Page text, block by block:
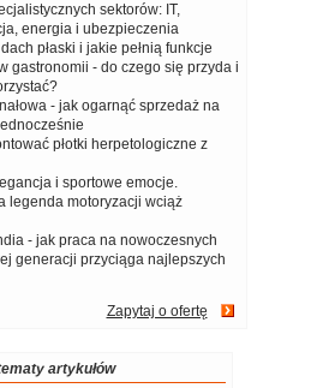
sektorów: IT,
energia i ubezpieczenia
płaski i jakie pełnią funkcje
gastronomii - do czego się przyda i
- jak ogarnąć sprzedaż na
płotki herpetologiczne z
i sportowe emocje.
legenda motoryzacji wciąż
- jak praca na nowoczesnych
generacji przyciąga najlepszych
Zapytaj o ofertę
artykułów